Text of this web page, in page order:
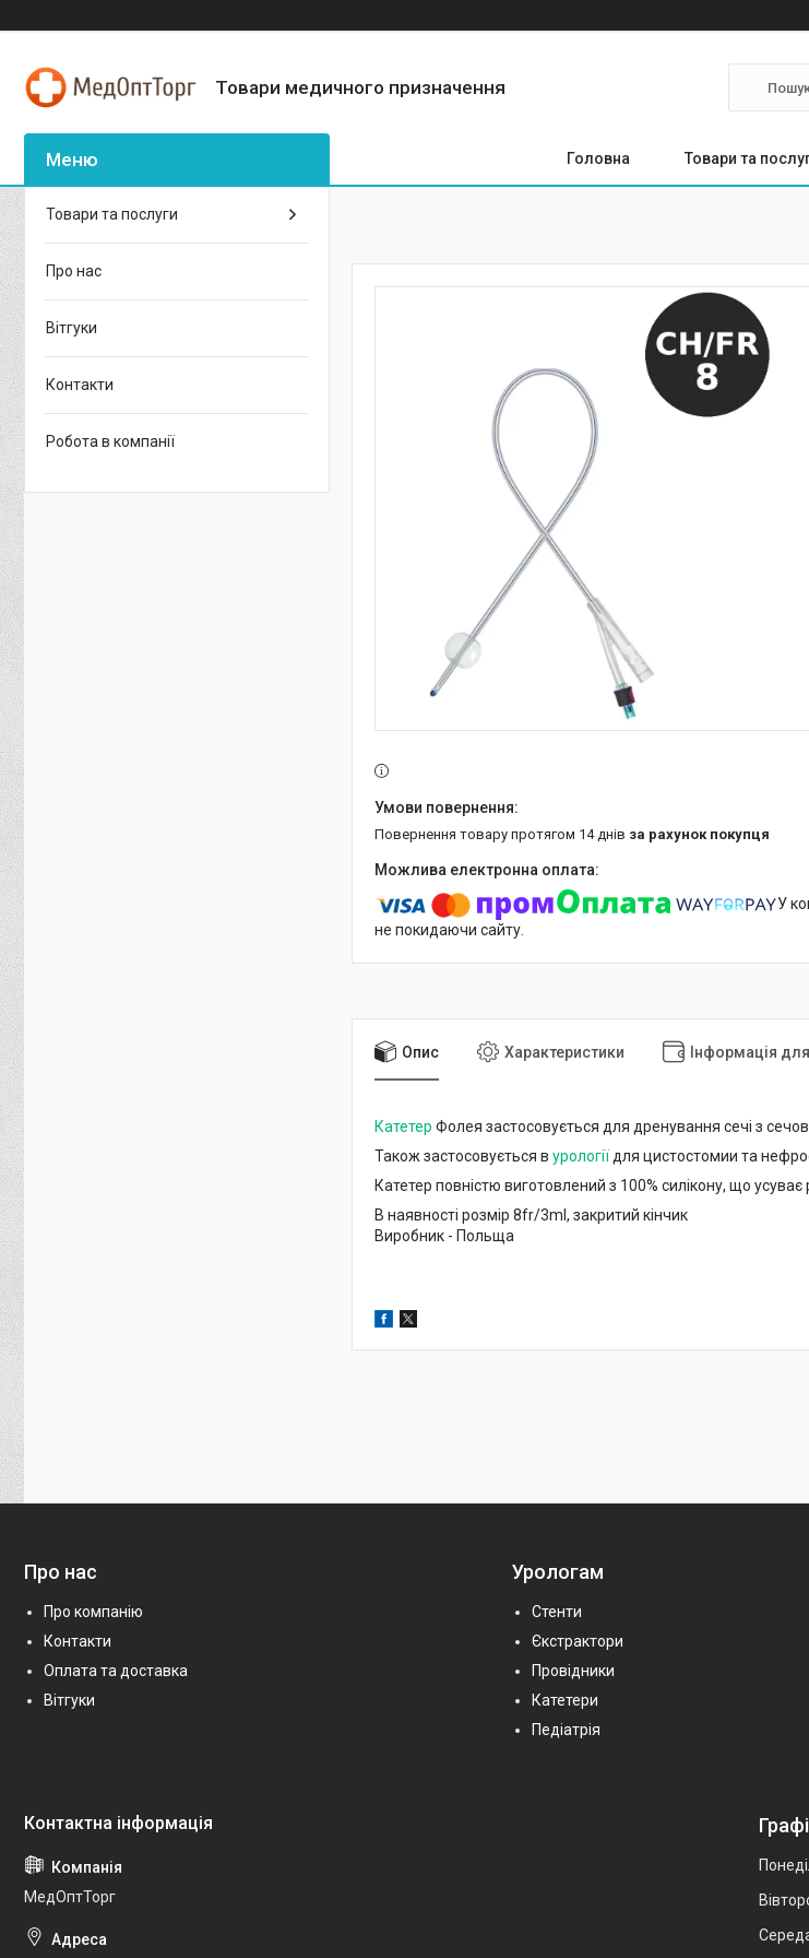
Товари медичного призначення
Головна Товари та
повернення товару протягом 14 днів за рахунок покупця
У
не покидаючи сайту.
Опис Характеристики Інформація
Катетер Фолея застосовується для дренування сечі з
Також застосовується в урологіїдля цистостомии та
Катетер повністю виготовлений з 100% силікону, що усуває
В наявності розмір 8fr/3ml, закритий кінчик
Виробник - Польща
Товари та послуги
Про нас
Вітгуки
Контакти
Робота в компанії
Про нас
Про компанію
Контакти
Оплата та доставка
Вітгуки
Урологам
Стенти
Єкстрактори
Провідники
Катетери
Педіатрія
МедОптТорг